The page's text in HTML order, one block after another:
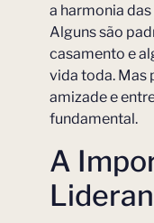
a harmonia
Alguns são
casamento e
vida toda. Mas
amizade e
fundamental.
A